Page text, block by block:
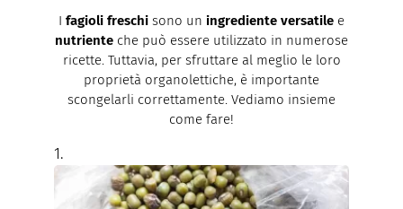
I fagioli freschi sono un ingrediente versatile e
nutriente che può essere utilizzato in numerose
ricette. Tuttavia, per sfruttare al meglio le loro
proprietà organolettiche, è importante
scongelarli correttamente. Vediamo insieme
come fare!